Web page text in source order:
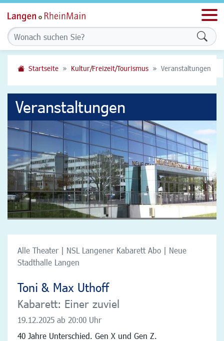
Startseite Kultur/Freizeit/Tourismus Veranstaltungen
Veranstaltungen
Alle Theater | NSL Langener Kabarett Abo | Neue
Stadthalle Langen
Toni & Max Uthoff
Kabarett: Einer zuviel
19.12.2025 ab 20:00 Uhr
40 Jahre Unterschied. Gen X und Gen Z.